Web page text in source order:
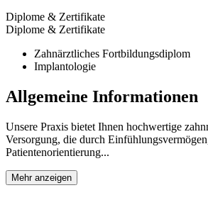
Diplome & Zertifikate
Diplome & Zertifikate
Zahnärztliches Fortbildungsdiplom
Implantologie
Allgemeine Informationen
Unsere Praxis bietet Ihnen hochwertige
Versorgung, die durch
Patientenorientierung...
Mehr anzeigen